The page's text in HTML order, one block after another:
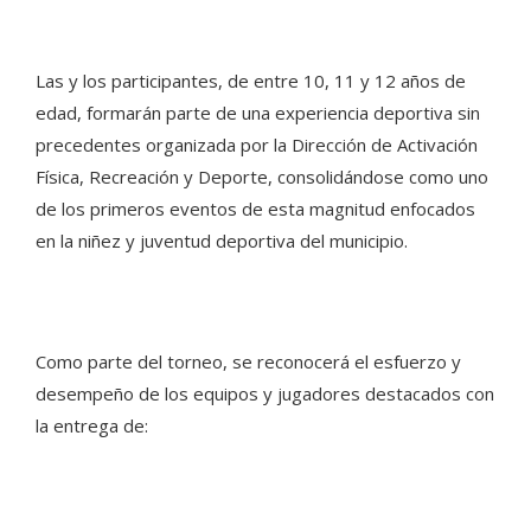
Las y los participantes, de entre 10, 11 y 12 años de
edad, formarán parte de una experiencia deportiva sin
precedentes organizada por la Dirección de Activación
Física, Recreación y Deporte, consolidándose como uno
de los primeros eventos de esta magnitud enfocados
en la niñez y juventud deportiva del municipio.
Como parte del torneo, se reconocerá el esfuerzo y
desempeño de los equipos y jugadores destacados con
la entrega de: